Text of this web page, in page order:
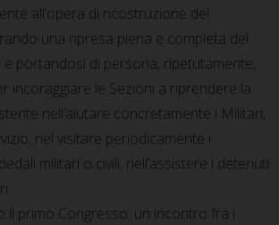
all’opera di ricostruzione del
una ripresa piena e completa del
e portandosi di persona, ripetutamente,
incoraggiare le Sezioni a riprendere la
nell’aiutare concretamente i Militari,
nel visitare periodicamente i
militari o civili, nell’assistere i detenuti
il primo Congresso: un incontro fra i